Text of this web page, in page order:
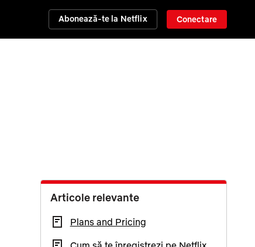
Abonează-te la Netflix Conectare
Articole relevante
Plans and Pricing